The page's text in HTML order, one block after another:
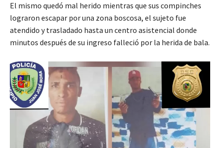
El mismo quedó mal herido mientras que sus compinches
lograron escapar por una zona boscosa, el sujeto fue
atendido y trasladado hasta un centro asistencial donde
minutos después de su ingreso falleció por la herida de bala.